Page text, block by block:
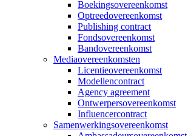
Boekingsovereenkomst
Optreedovereenkomst
Publishing contract
Fondsovereenkomst
Bandovereenkomst
Mediaovereenkomsten
Licentieovereenkomst
Modellencontract
Agency agreement
Ontwerpersovereenkomst
Influencercontract
Samenwerkingsovereenkomst